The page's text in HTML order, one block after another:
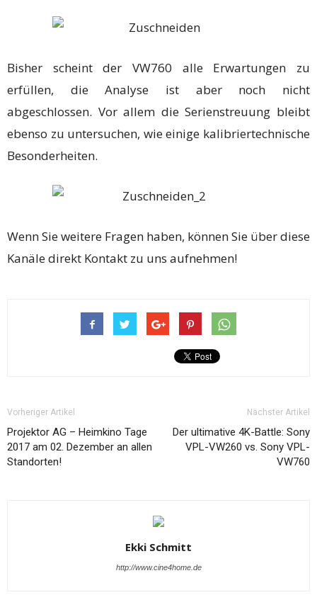
Bisher scheint der VW760 alle Erwartungen zu
erfüllen, die Analyse ist aber noch nicht
abgeschlossen. Vor allem die Serienstreuung bleibt
ebenso zu untersuchen, wie einige kalibriertechnische
Besonderheiten.
Wenn Sie weitere Fragen haben, können Sie über diese
Kanäle direkt Kontakt zu uns aufnehmen!
Vorheriger Artikel
Projektor AG – Heimkino Tage
2017 am 02. Dezember an allen
Standorten!
Nächster Artikel
Der ultimative 4K-Battle: Sony
VPL-VW260 vs. Sony VPL-
VW760
Ekki Schmitt
http://www.cine4home.de